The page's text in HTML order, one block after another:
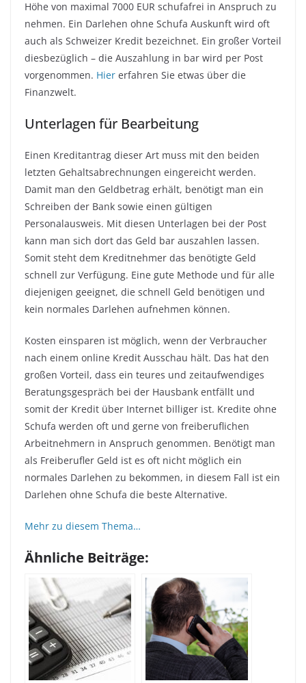
Höhe von maximal 7000 EUR schufafrei in Anspruch zu
nehmen. Ein Darlehen ohne Schufa Auskunft wird oft
auch als Schweizer Kredit bezeichnet. Ein großer Vorteil
diesbezüglich – die Auszahlung in bar wird per Post
vorgenommen. Hier erfahren Sie etwas über die
Finanzwelt.
Unterlagen für Bearbeitung
Einen Kreditantrag dieser Art muss mit den beiden
letzten Gehaltsabrechnungen eingereicht werden.
Damit man den Geldbetrag erhält, benötigt man ein
Schreiben der Bank sowie einen gültigen
Personalausweis. Mit diesen Unterlagen bei der Post
kann man sich dort das Geld bar auszahlen lassen.
Somit steht dem Kreditnehmer das benötigte Geld
schnell zur Verfügung. Eine gute Methode und für alle
diejenigen geeignet, die schnell Geld benötigen und
kein normales Darlehen aufnehmen können.
Kosten einsparen ist möglich, wenn der Verbraucher
nach einem online Kredit Ausschau hält. Das hat den
großen Vorteil, dass ein teures und zeitaufwendiges
Beratungsgespräch bei der Hausbank entfällt und
somit der Kredit über Internet billiger ist. Kredite ohne
Schufa werden oft und gerne von freiberuflichen
Arbeitnehmern in Anspruch genommen. Benötigt man
als Freiberufler Geld ist es oft nicht möglich ein
normales Darlehen zu bekommen, in diesem Fall ist ein
Darlehen ohne Schufa die beste Alternative.
Mehr zu diesem Thema…
Ähnliche Beiträge: